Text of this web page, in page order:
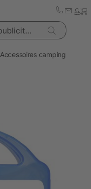
Accessoires camping